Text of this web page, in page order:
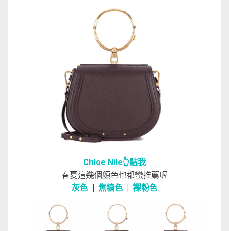
Chloe Nile👆點我
春夏這幾個顏色也都蠻推薦喔
灰色 | 焦糖色 | 裸粉色